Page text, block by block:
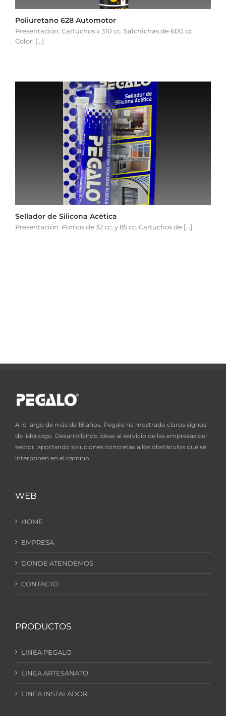
Poliuretano 628 Automotor
Presentación: Cartuchos x 310 cc. Salchichas de 600 cc.
Color: [...]
Sellador de Silicona Acética
Presentación: Pomos de 32 cc. y 85 cc. Cartuchos de [...]
A lo largo de más de 18 años, Pegalo ha mostrado claros signos
de liderazgo. Desarrollando ideas al servicio de las empresas del
sector, aportando soluciones concretas a los obstáculos que se
interponen en el camino.
WEB
HOME
EMPRESA
DONDE ATENDEMOS
CONTACTO
PRODUCTOS
LINEA PEGALO
LINEA ARTESANATO
LINEA INSTALADOR